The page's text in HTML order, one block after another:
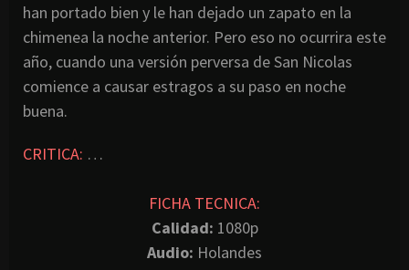
han portado bien y le han dejado un zapato en la
chimenea la noche anterior. Pero eso no ocurrira este
año, cuando una versión perversa de San Nicolas
comience a causar estragos a su paso en noche
buena.
CRITICA: …
FICHA TECNICA:
Calidad: 1080p
Audio: Holandes